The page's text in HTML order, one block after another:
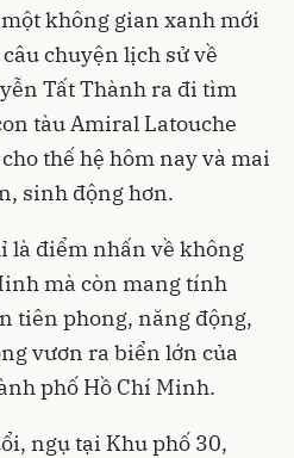
không gian xanh mới
chuyện lịch sử về
Tất Thành ra đi tìm
tàu Amiral Latouche
thế hệ hôm nay và mai
sinh động hơn.
là điểm nhấn về không
mà còn mang tính
tiên phong, năng động,
vươn ra biển lớn của
phố Hồ Chí Minh.
ngụ tại Khu phố 30,